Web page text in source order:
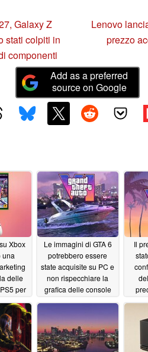
Galaxy Z
stati colpiti in
componenti
Lenovo
prezzo
Add as a preferred
source on Google
Xbox
una
delle
per
2026
Le immagini di GTA 6
potrebbero essere
state acquisite su PC e
non rispecchiare la
grafica delle console
06/25/2026
Il